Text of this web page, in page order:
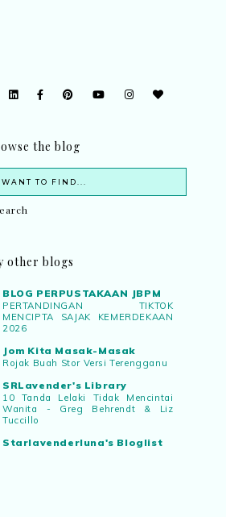
the blog
other blogs
BLOG PERPUSTAKAAN JBPM
PERTANDINGAN TIKTOK
MENCIPTA SAJAK KEMERDEKAAN
2026
Jom Kita Masak-Masak
Rojak Buah Stor Versi Terengganu
SRLavender's Library
10 Tanda Lelaki Tidak Mencintai
Wanita - Greg Behrendt & Liz
Tuccillo
Starlavenderluna's Bloglist